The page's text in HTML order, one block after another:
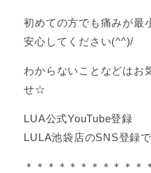
初めての方でも痛みが最
安心してください(^^)/
わからないことなどはお
せ☆
LUA公式YouTube登録
LULA池袋店のSNS登録
＊＊＊＊＊＊＊＊＊＊＊